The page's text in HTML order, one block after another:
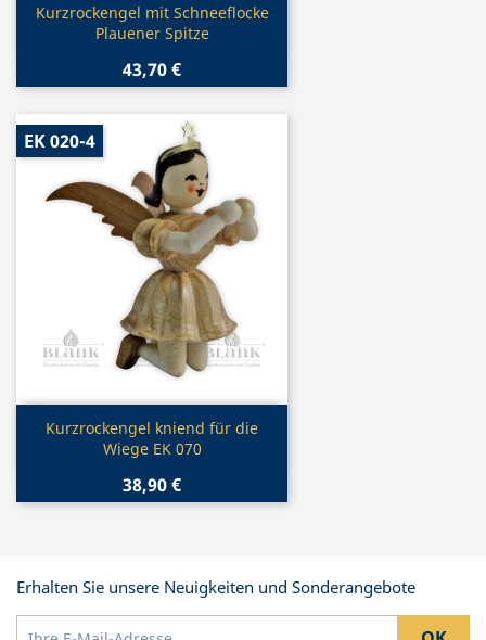
Vorschau
Kurzrockengel mit Schneeflocke
Plauener Spitze
43,70 €
Vorschau
Kurzrockengel kniend für die
Wiege EK 070
38,90 €
EK 020-4
Erhalten Sie unsere Neuigkeiten und Sonderangebote